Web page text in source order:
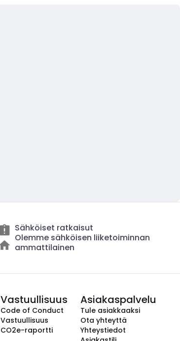
Sähköiset ratkaisut
Olemme sähköisen liiketoiminnan
ammattilainen
Vastuullisuus
Code of Conduct
Vastuullisuus
CO2e-raportti
Asiakaspalvelu
Tule asiakkaaksi
Ota yhteyttä
Yhteystiedot